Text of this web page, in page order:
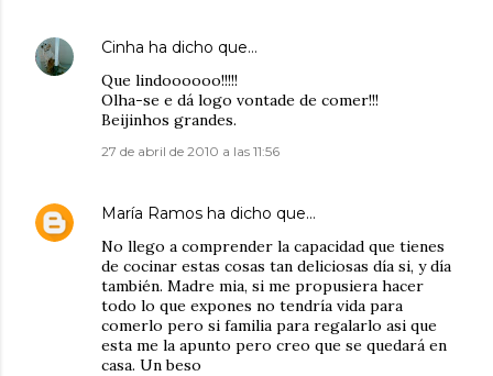
Cinha ha dicho que…
Que lindoooooo!!!!!
Olha-se e dá logo vontade de comer!!!
Beijinhos grandes.
27 de abril de 2010 a las 11:56
María Ramos ha dicho que…
No llego a comprender la capacidad que tienes
de cocinar estas cosas tan deliciosas día si, y día
también. Madre mia, si me propusiera hacer
todo lo que expones no tendría vida para
comerlo pero si familia para regalarlo asi que
esta me la apunto pero creo que se quedará en
casa. Un beso